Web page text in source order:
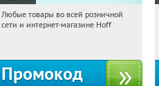
19:26:44 Получили:
Любые товары во всей розничной
сети и интернет-магазине Hoff
Промокод